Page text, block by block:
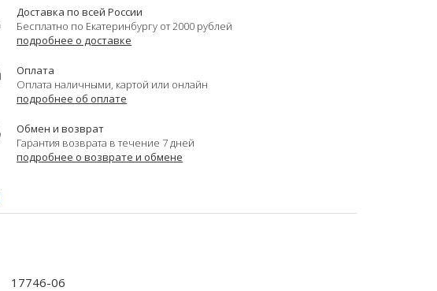
Доставка по всей России
Бесплатно по Екатеринбургу от 2000 рублей
подробнее о доставке
Оплата
Оплата наличными, картой или онлайн
подробнее об оплате
Обмен и возврат
Гарантия возврата в течение 7 дней
подробнее о возврате и обмене
17746-06